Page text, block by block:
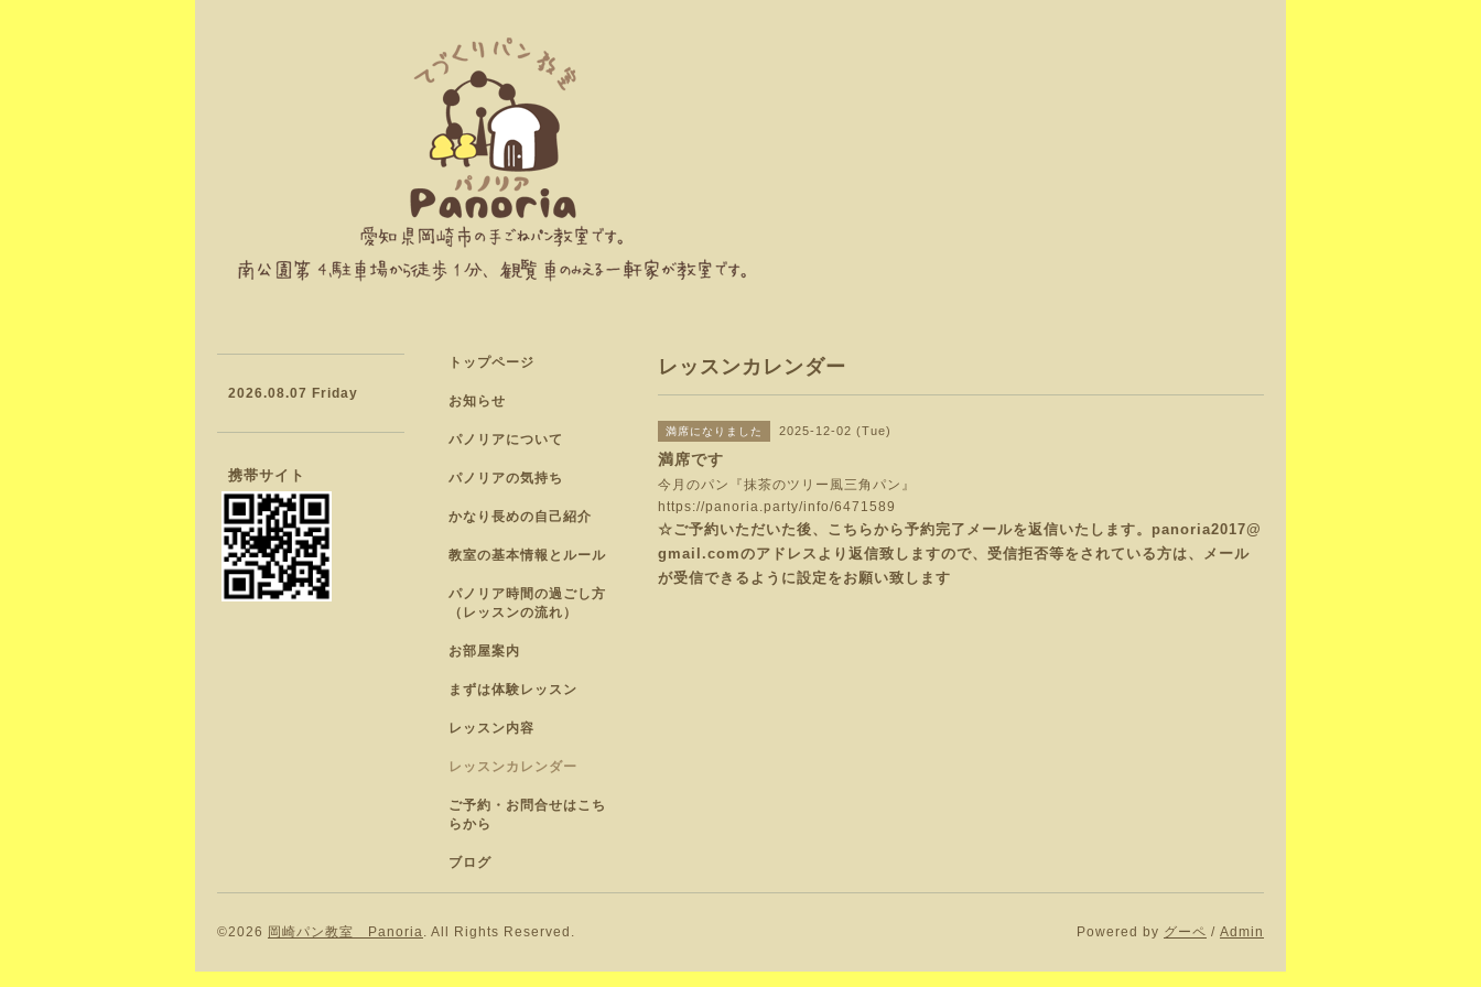
レッスンカレンダー
満席になりました 2025-12-02 (Tue)
満席です
今月のパン『抹茶のツリー風三角パン』
https://panoria.party/info/6471589
☆ご予約いただいた後、こちらから予約完了メールを返信いたします。panoria2017@
gmail.comのアドレスより返信致しますので、受信拒否等をされている方は、メール
が受信できるように設定をお願い致します
トップページ
お知らせ
パノリアについて
パノリアの気持ち
かなり長めの自己紹介
教室の基本情報とルール
パノリア時間の過ごし方
（レッスンの流れ）
お部屋案内
まずは体験レッスン
レッスン内容
レッスンカレンダー
ご予約・お問合せはこち
らから
ブログ
2026.08.07 Friday
携帯サイト
©2026 岡崎パン教室 Panoria. All Rights Reserved. Powered by グーペ / Admin